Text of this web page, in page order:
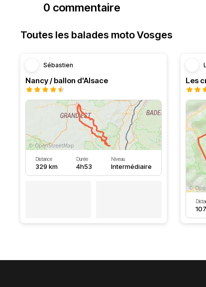
0 commentaire
Toutes les balades moto Vosges
Sébastien
Nancy / ballon d'Alsace
Distance
329 km
Durée
4h53
Niveau
Intermédiaire